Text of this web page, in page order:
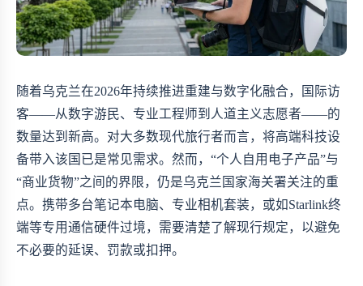
随着乌克兰在2026年持续推进重建与数字化融合，国际访
客——从数字游民、专业工程师到人道主义志愿者——的
数量达到新高。对大多数现代旅行者而言，将高端科技设
备带入该国已是常见需求。然而，“个人自用电子产品”与
“商业货物”之间的界限，仍是乌克兰国家海关署关注的重
点。携带多台笔记本电脑、专业相机套装，或如Starlink终
端等专用通信硬件过境，需要清楚了解现行规定，以避免
不必要的延误、罚款或扣押。